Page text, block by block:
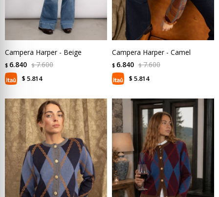
Campera Harper - Beige
$ 6.840 $ 7.600
$ 5.814
Campera Harper - Camel
$ 6.840 $ 7.600
$ 5.814